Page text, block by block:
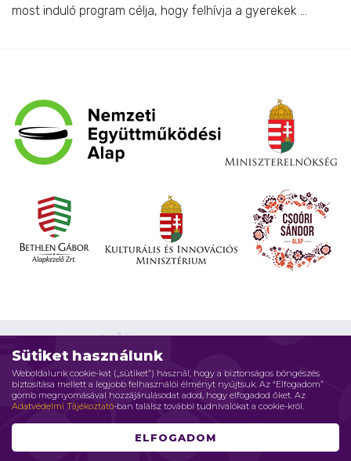
Sütiket használunk
Weboldalunk cookie-kat („sütiket”) használ, hogy a biztonságos böngészés
biztosítása mellett a legjobb felhasználói élményt nyújtsuk. Az “Elfogadom”
gomb megnyomásával hozzájárulásodat adod, hogy elfogadod őket. Az
Adatvédelmi Tájékoztató-ban találsz további tudnivalókat a cookie-król.
ELFOGADOM
most induló program célja, hogy felhívja a gyerekek ...
Impresszum Adatvédelmi elvek Jogi nyilatkozat